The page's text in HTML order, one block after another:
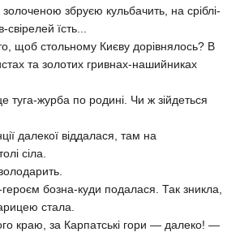
збруєю кульбачить, на сріблі-
свірелей їсть...
щоб стольному Києву дорівнялось? В
та золотих гривнах-нашийниках
туга-журба по родині. Чи ж зійдеться
далекої віддалася, там на
сіла.
бозна-куди подалася. Так зникла,
стала.
краю, за Карпатські гори — далеко! —